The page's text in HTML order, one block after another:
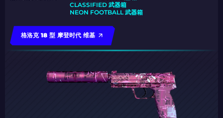
CLASSIFIED 武器箱
NEON FOOTBALL 武器箱
格洛克 18 型 摩登时代 维基